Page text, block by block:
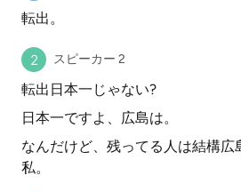
転出。
スピーカー 2
転出日本一じゃない?
日本一ですよ、広島は。
なんだけど、残ってる人は結構広
私。